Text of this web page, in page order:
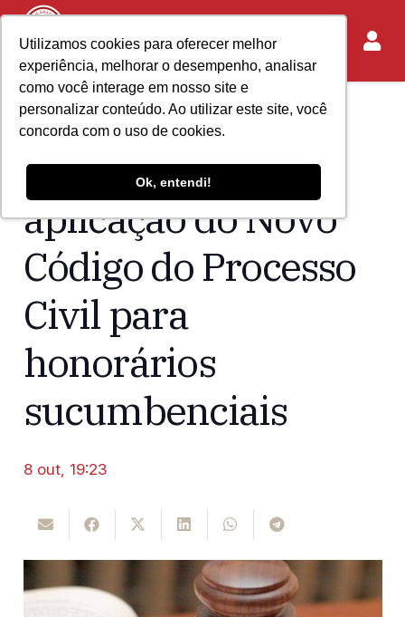
Utilizamos cookies para oferecer melhor
experiência, melhorar o desempenho, analisar
como você interage em nosso site e
personalizar conteúdo. Ao utilizar este site, você
concorda com o uso de cookies.
Ok, entendi!
Home Acontece no IASP
IASP defende a
aplicação do Novo
Código do Processo
Civil para
honorários
sucumbenciais
8 out, 19:23